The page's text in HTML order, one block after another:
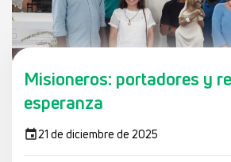
Misioneros: portadores y
esperanza
21 de diciembre de 2025